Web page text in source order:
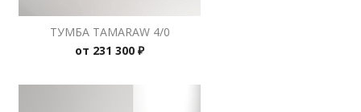
ТУМБА TAMARAW 4/0
от 231 300 ₽